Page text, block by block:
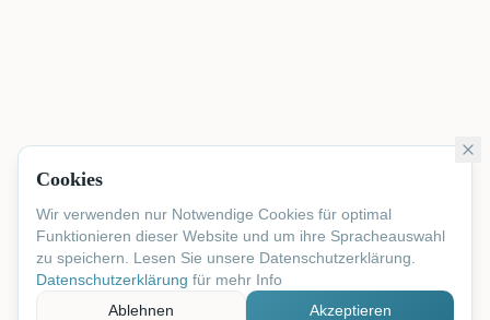
Cookies
Wir verwenden nur Notwendige Cookies für optimal
Funktionieren dieser Website und um ihre Spracheauswahl
zu speichern. Lesen Sie unsere Datenschutzerklärung.
Datenschutzerklärung für mehr Info
Ablehnen
Akzeptieren